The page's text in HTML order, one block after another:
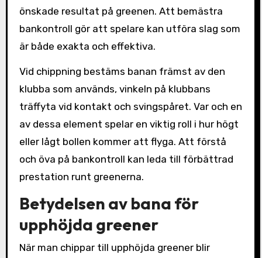
önskade resultat på greenen. Att bemästra
bankontroll gör att spelare kan utföra slag som
är både exakta och effektiva.
Vid chippning bestäms banan främst av den
klubba som används, vinkeln på klubbans
träffyta vid kontakt och svingspåret. Var och en
av dessa element spelar en viktig roll i hur högt
eller lågt bollen kommer att flyga. Att förstå
och öva på bankontroll kan leda till förbättrad
prestation runt greenerna.
Betydelsen av bana för
upphöjda greener
När man chippar till upphöjda greener blir